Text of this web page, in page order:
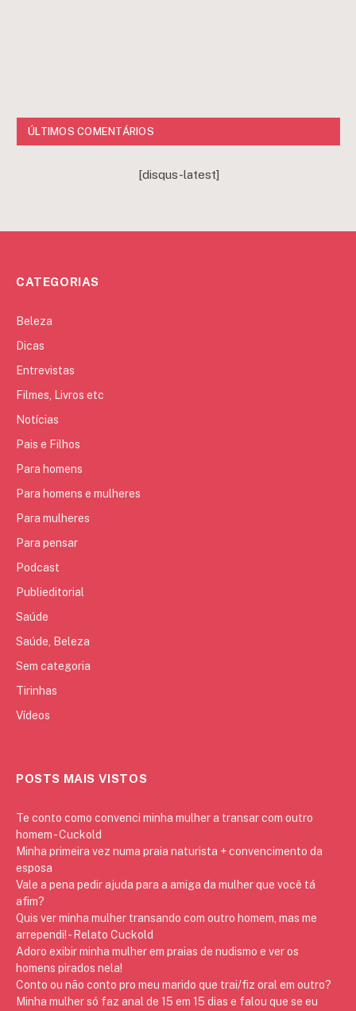
ÚLTIMOS COMENTÁRIOS
[disqus-latest]
CATEGORIAS
Beleza
Dicas
Entrevistas
Filmes, Livros etc
Notícias
Pais e Filhos
Para homens
Para homens e mulheres
Para mulheres
Para pensar
Podcast
Publieditorial
Saúde
Saúde, Beleza
Sem categoria
Tirinhas
Vídeos
POSTS MAIS VISTOS
Te conto como convenci minha mulher a transar com outro
homem - Cuckold
Minha primeira vez numa praia naturista + convencimento da
esposa
Vale a pena pedir ajuda para a amiga da mulher que você tá
afim?
Quis ver minha mulher transando com outro homem, mas me
arrependi! - Relato Cuckold
Adoro exibir minha mulher em praias de nudismo e ver os
homens pirados nela!
Conto ou não conto pro meu marido que trai/fiz oral em outro?
Minha mulher só faz anal de 15 em 15 dias e falou que se eu